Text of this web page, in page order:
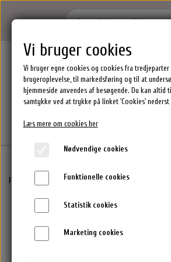
Hjem
Forside Carroten Solcremer & Aftersun
Vi bruger cookies
Vi bruger egne cookies og cookies fra
brugeroplevelse, til markedsføring og til at
hjemmeside anvendes af besøgende. Du kan altid
samtykke ved at trykke på linket 'Cookies' nederst
Læs mere om cookies her
Nødvendige cookies
Funktionelle cookies
Statistik cookies
Marketing cookies